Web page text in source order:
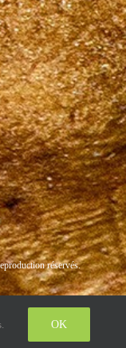
réservés.
OK